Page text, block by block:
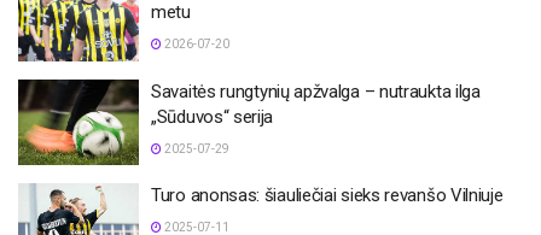
metu
2026-07-20
Savaitės rungtynių apžvalga – nutraukta ilga
„Sūduvos“ serija
2025-07-29
Turo anonsas: šiauliečiai sieks revanšo Vilniuje
2025-07-11